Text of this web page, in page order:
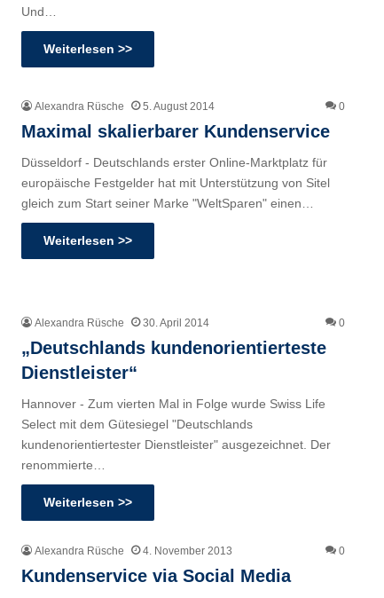
Und…
Weiterlesen >>
Alexandra Rüsche 5. August 2014 0
Maximal skalierbarer Kundenservice
Düsseldorf - Deutschlands erster Online-Marktplatz für
europäische Festgelder hat mit Unterstützung von Sitel
gleich zum Start seiner Marke "WeltSparen" einen…
Weiterlesen >>
Alexandra Rüsche 30. April 2014 0
„Deutschlands kundenorientierteste
Dienstleister“
Hannover - Zum vierten Mal in Folge wurde Swiss Life
Select mit dem Gütesiegel "Deutschlands
kundenorientiertester Dienstleister" ausgezeichnet. Der
renommierte…
Weiterlesen >>
Alexandra Rüsche 4. November 2013 0
Kundenservice via Social Media